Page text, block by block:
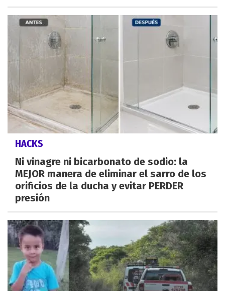
HACKS
Ni vinagre ni bicarbonato de sodio: la
MEJOR manera de eliminar el sarro de los
orificios de la ducha y evitar PERDER
presión